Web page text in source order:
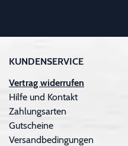
KUNDENSERVICE
Vertrag widerrufen
Hilfe und Kontakt
Zahlungsarten
Gutscheine
Versandbedingungen